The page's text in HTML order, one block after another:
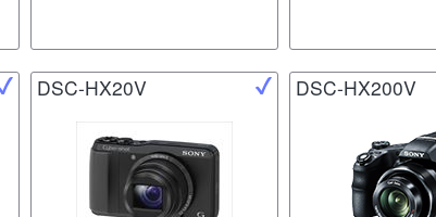
DSC-HX20V DSC-HX200V